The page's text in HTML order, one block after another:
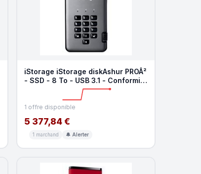
iStorage iStorage diskAshur PROÂ²
- SSD - 8 To - USB 3.1 - Conformite
1 offre disponible
5 377,84 €
1 marchand 🔔 Alerter